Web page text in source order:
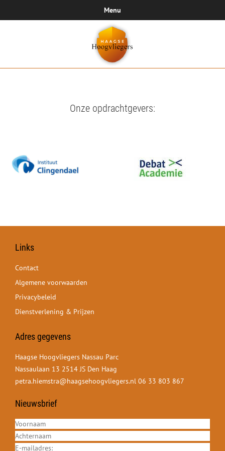
Menu
Onze opdrachtgevers:
Links
Contact
Algemene voorwaarden
Privacybeleid
Dienstverlening & Prijzen
Adres gegevens
Haagse Hoogvliegers Nassau Parc
Nassaulaan 13 2514 JS Den Haag
petra.hiemstra@haagsehoogvliegers.nl 06 33 803 867
Nieuwsbrief